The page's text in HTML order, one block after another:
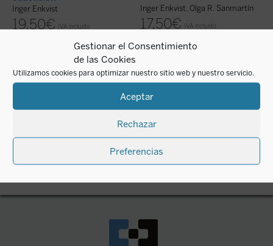
Gestionar el Consentimiento
de las Cookies
Utilizamos cookies para optimizar nuestro sitio web y nuestro servicio.
Aceptar
Rechazar
Preferencias
Inger Enkvist
19,50€ IVA incluido
Inger Enkvist, Olga R. Sanmartín
17,50€ IVA incluido
disponible en ebook: